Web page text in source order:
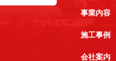
事業内容
施工事例
会社案内